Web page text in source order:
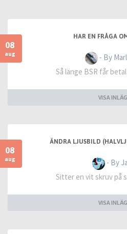
08
aug
HAR EN FRÅGA
- By
Så länge BSR får
VISA
08
aug
ÄNDRA LJUSBILD
- By
Sitter en vit skruv på
VISA